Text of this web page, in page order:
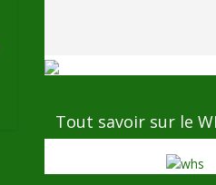
Tout savoir sur le